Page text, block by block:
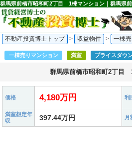
不動産投資博士トップ > 収益物件 > 一棟
一棟売りマンション 満室 プライスダウ
群馬県前橋市昭和町2丁目
価格 4,180万円 利
満室想定年
収
397.44万円 月